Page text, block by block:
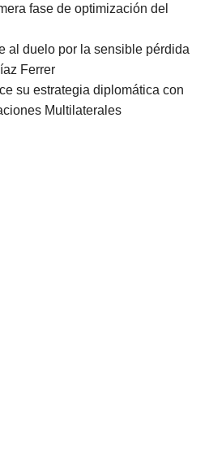
fase de optimización del
al duelo por la sensible pérdida
Ferrer
su estrategia diplomática con
Multilaterales